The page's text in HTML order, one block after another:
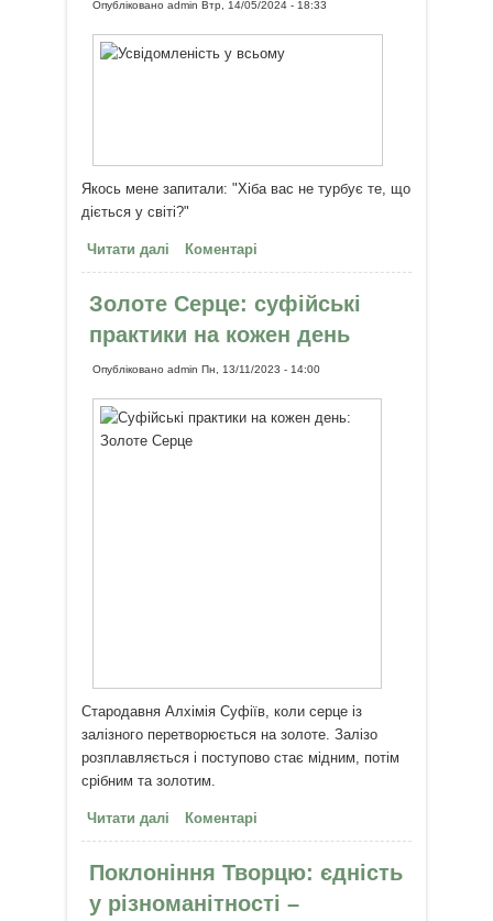
Опублікованоadmin Втр, 14/05/2024 - 18:33
Якось мене запитали: "Хіба вас не турбує те, що
діється у світі?"
Читати далі про Усвідомленість у всьому
Коментарі
Золоте Серце: суфійські
практики на кожен день
Опублікованоadmin Пн, 13/11/2023 - 14:00
Стародавня Алхімія Суфіїв, коли серце із
залізного перетворюється на золоте. Залізо
розплавляється і поступово стає мідним, потім
срібним та золотим.
Читати далі про Золоте Серце: суфійські
практики на кожен день
Коментарі
Поклоніння Творцю: єдність
у різноманітності –